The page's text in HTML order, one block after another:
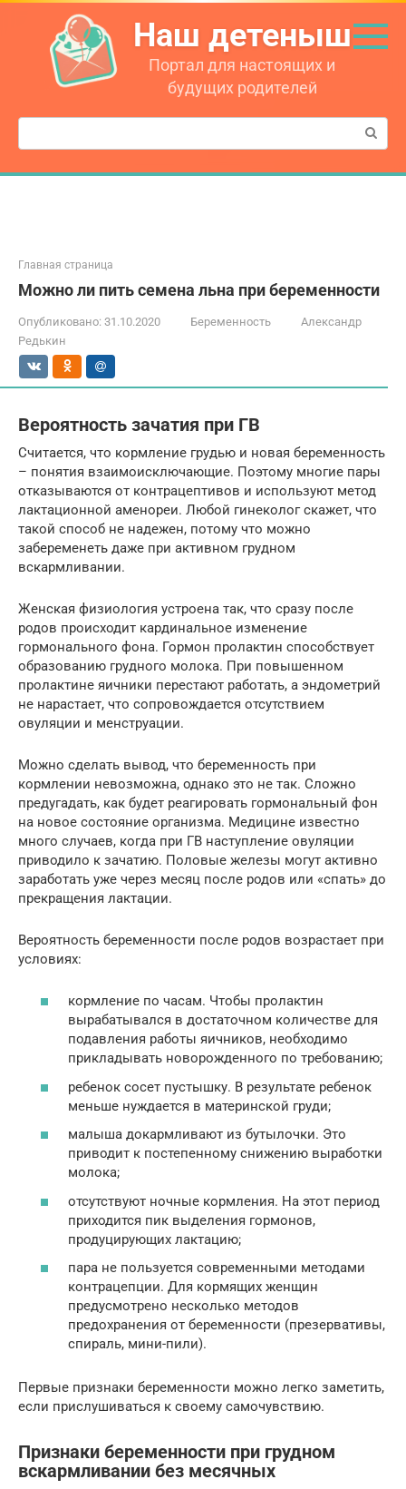
Перейти
контенту
Наш детеныш
Портал для настоящих и
будущих родителей
Поиск:
Главная страница
Можно ли пить семена льна при беременности
Опубликовано: 31.10.2020 Беременность
Александр
Редькин
Вероятность зачатия при ГВ
Считается, что кормление грудью и новая беременность
– понятия взаимоисключающие. Поэтому многие пары
отказываются от контрацептивов и используют метод
лактационной аменореи. Любой гинеколог скажет, что
такой способ не надежен, потому что можно
забеременеть даже при активном грудном
вскармливании.
Женская физиология устроена так, что сразу после
родов происходит кардинальное изменение
гормонального фона. Гормон пролактин способствует
образованию грудного молока. При повышенном
пролактине яичники перестают работать, а эндометрий
не нарастает, что сопровождается отсутствием
овуляции и менструации.
Можно сделать вывод, что беременность при
кормлении невозможна, однако это не так. Сложно
предугадать, как будет реагировать гормональный фон
на новое состояние организма. Медицине известно
много случаев, когда при ГВ наступление овуляции
приводило к зачатию. Половые железы могут активно
заработать уже через месяц после родов или «спать» до
прекращения лактации.
Вероятность беременности после родов возрастает при
условиях:
кормление по часам. Чтобы пролактин
вырабатывался в достаточном количестве для
подавления работы яичников, необходимо
прикладывать новорожденного по требованию;
ребенок сосет пустышку. В результате ребенок
меньше нуждается в материнской груди;
малыша докармливают из бутылочки. Это
приводит к постепенному снижению выработки
молока;
отсутствуют ночные кормления. На этот период
приходится пик выделения гормонов,
продуцирующих лактацию;
пара не пользуется современными методами
контрацепции. Для кормящих женщин
предусмотрено несколько методов
предохранения от беременности (презервативы,
спираль, мини-пили).
Первые признаки беременности можно легко заметить,
если прислушиваться к своему самочувствию.
Признаки беременности при грудном
вскармливании без месячных